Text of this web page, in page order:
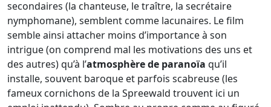
secondaires (la chanteuse, le traître, la secrétaire
nymphomane), semblent comme lacunaires. Le film
semble ainsi attacher moins d’importance à son
intrigue (on comprend mal les motivations des uns et
des autres) qu’à l’atmosphère de paranoïa qu’il
installe, souvent baroque et parfois scabreuse (les
fameux cornichons de la Spreewald trouvent ici un